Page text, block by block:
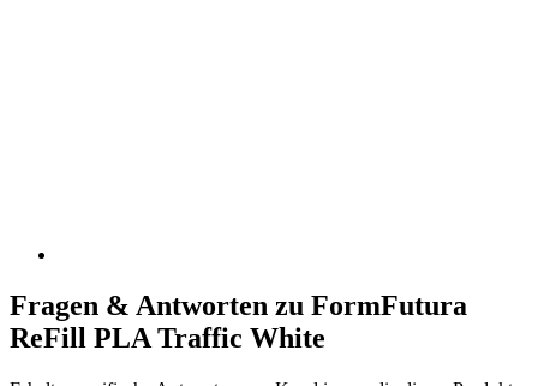
Fragen & Antworten zu FormFutura
ReFill PLA Traffic White